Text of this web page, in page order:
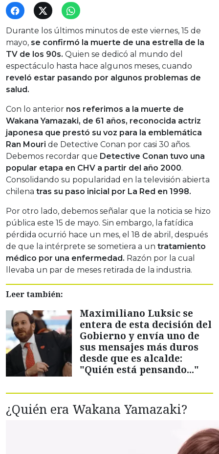
Durante los últimos minutos de este viernes, 15 de
mayo, se confirmó la muerte de una estrella de la
TV de los 90s. Quien se dedicó al mundo del
espectáculo hasta hace algunos meses, cuando
reveló estar pasando por algunos problemas de
salud.
Con lo anterior nos referimos a la muerte de
Wakana Yamazaki, de 61 años, reconocida actriz
japonesa que prestó su voz para la emblemática
Ran Mouri de Detective Conan por casi 30 años.
Debemos recordar que Detective Conan tuvo una
popular etapa en CHV a partir del año 2000.
Consolidando su popularidad en la televisión abierta
chilena tras su paso inicial por La Red en 1998.
Por otro lado, debemos señalar que la noticia se hizo
pública este 15 de mayo. Sin embargo, la fatídica
pérdida ocurrió hace un mes, el 18 de abril, después
de que la intérprete se sometiera a un tratamiento
médico por una enfermedad. Razón por la cual
llevaba un par de meses retirada de la industria.
Leer también:
Maximiliano Luksic se
entera de esta decisión del
Gobierno y envía uno de
sus mensajes más duros
desde que es alcalde:
"Quién está pensando..."
¿Quién era Wakana Yamazaki?